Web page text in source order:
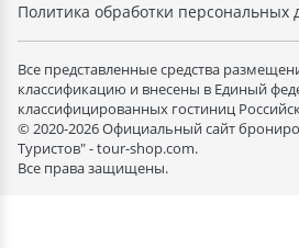
Политика обработки персональных
Все представленные средства
классификацию и внесены в Единый
классифицированных гостиниц
© 2020-2026 Официальный сайт
Туристов" - tour-shop.com.
Все права защищены.